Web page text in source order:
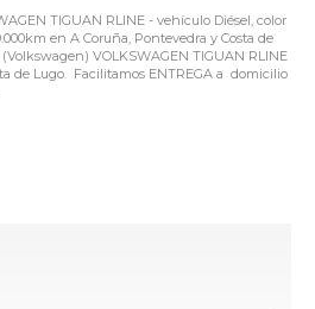
TIGUAN RLINE - vehículo Diésel, color
en A Coruña, Pontevedra y Costa de
VOLKSWAGEN TIGUAN RLINE
de Lugo. Facilitamos ENTREGA a domicilio